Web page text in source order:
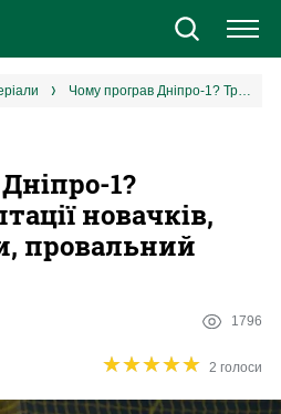
УПЛ
Чому програв Дніпро-1? Труднощі адаптації новачків, грубі помилки, провальний перший тайм
1?
новачків,
провальний
1796
★★★★★
★★★★★ 2 голоси